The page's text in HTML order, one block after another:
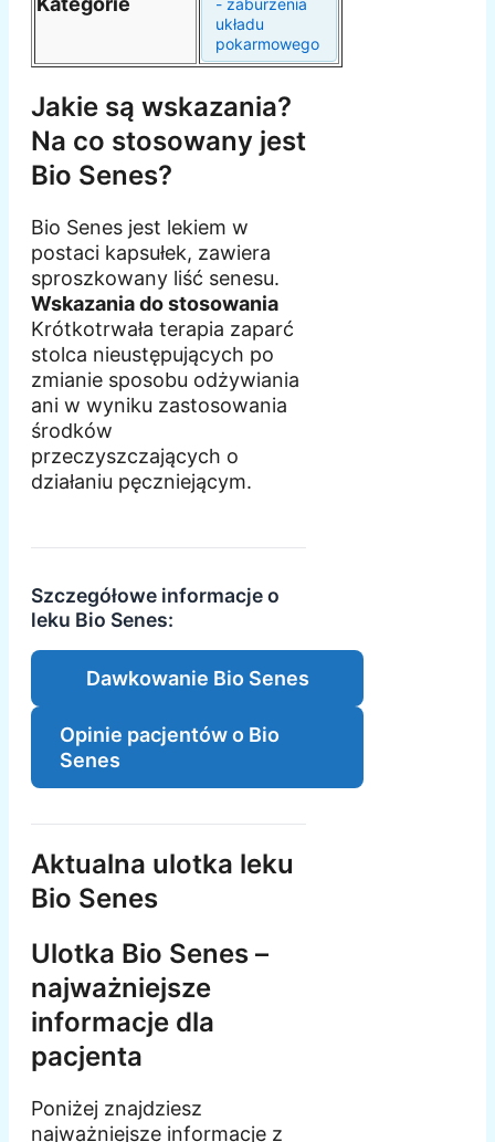
układu
pokarmowego
Jakie są wskazania?
Na co stosowany jest
Bio Senes?
Bio Senes jest lekiem w
postaci kapsułek, zawiera
sproszkowany liść senesu.
Wskazania do stosowania
Krótkotrwała terapia zaparć
stolca nieustępujących po
zmianie sposobu odżywiania
ani w wyniku zastosowania
środków
przeczyszczających o
działaniu pęczniejącym.
Szczegółowe informacje o
leku Bio Senes:
Dawkowanie Bio Senes
Opinie pacjentów o Bio
Senes
Aktualna ulotka leku
Bio Senes
Ulotka Bio Senes –
najważniejsze
informacje dla
pacjenta
Poniżej znajdziesz
najważniejsze informacje z